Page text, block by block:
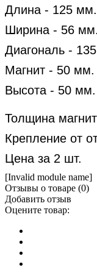
Длина - 125 мм.
Ширина - 56 мм.
Диагональ -
Магнит - 50 мм.
Высота - 50 мм.
Толщина
Крепление от
Цена за 2 шт.
[Invalid module name]
Отзывы о товаре (0)
Добавить отзыв
Оцените товар: